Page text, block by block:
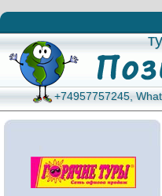
+74957757245,
+74957757245,